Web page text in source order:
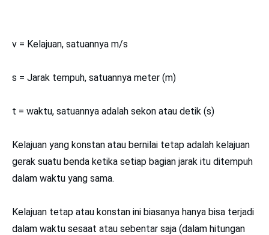
v = Kelajuan, satuannya m/s
s = Jarak tempuh, satuannya meter (m)
t = waktu, satuannya adalah sekon atau detik (s)
Kelajuan yang konstan atau bernilai tetap adalah kelajuan
gerak suatu benda ketika setiap bagian jarak itu ditempuh
dalam waktu yang sama.
Kelajuan tetap atau konstan ini biasanya hanya bisa terjadi
dalam waktu sesaat atau sebentar saja (dalam hitungan